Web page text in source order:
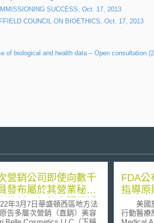
SUCCESS, Oct. 17, 2013
COUNCIL ON BIOETHICS, Oct. 17, 2013
of biological and health data – Open consultation
營銷公司即使向數千
發布屬於其營業秘密
教材，仍能主張已採
保密措施
3月7日華盛頓西區地方法
告多層次營銷（直銷）美容
FDA公
指導原
美國於
行動醫療